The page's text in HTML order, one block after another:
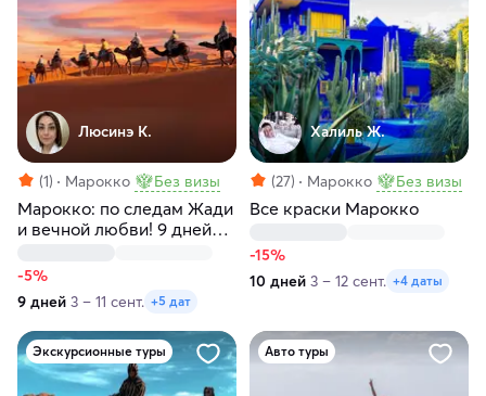
Люсинэ К.
(1) Марокко Без визы
Марокко: по следам Жади
и вечной любви! 9 дней
-5%
9 дней 3 – 11 сент. +5 дат
Халиль Ж.
(27) Марокко Без визы
Все краски Марокко
-15%
10 дней 3 – 12 сент. +4 даты
Экскурсионные туры Авто туры